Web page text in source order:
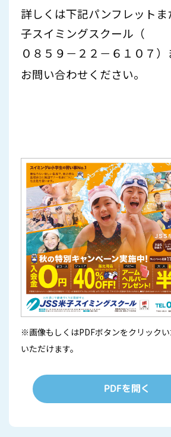
詳しくは下記パンフレット
子スイミングスクール（
０８５９－２２－６１０７ ）
お問い合わせください。
※画像もしくはPDFボタンをクリック
いただけます。
PDFを開く